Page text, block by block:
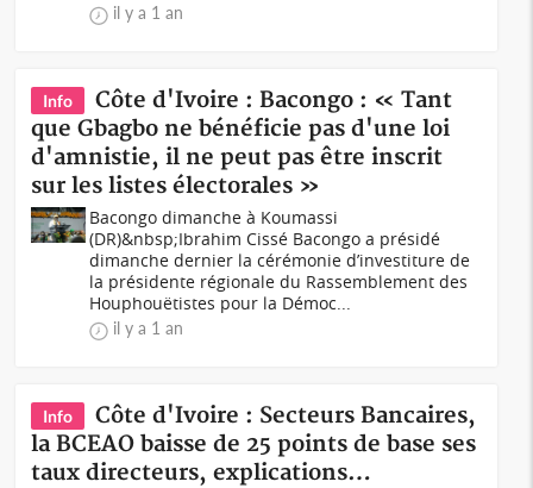
il y a 1 an
Info
Côte d'Ivoire : Bacongo : « Tant
que Gbagbo ne bénéficie pas d'une loi
d'amnistie, il ne peut pas être inscrit
sur les listes électorales »
Bacongo dimanche à Koumassi
(DR)&nbsp;Ibrahim Cissé Bacongo a présidé
dimanche dernier la cérémonie d’investiture de
la présidente régionale du Rassemblement des
Houphouëtistes pour la Démoc...
il y a 1 an
Info
Côte d'Ivoire : Secteurs Bancaires,
la BCEAO baisse de 25 points de base ses
taux directeurs, explications…